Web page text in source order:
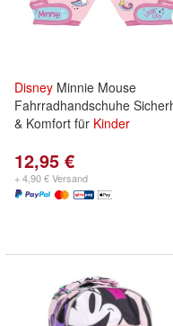
Disney Minnie Mouse
Fahrradhandschuhe
& Komfort für Kinder
12,95 €
+ 4,90 € Versand